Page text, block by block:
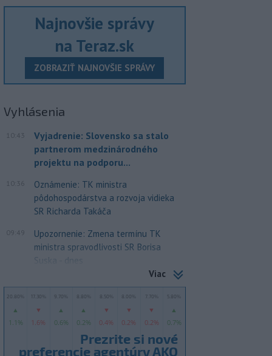
Najnovšie správy
na Teraz.sk
ZOBRAZIŤ NAJNOVŠIE SPRÁVY
Vyhlásenia
10:43
Vyjadrenie: Slovensko sa stalo
partnerom medzinárodného
projektu na podporu...
10:36
Oznámenie: TK ministra
pôdohospodárstva a rozvoja vidieka
SR Richarda Takáča
09:49
Upozornenie: Zmena termínu TK
ministra spravodlivosti SR Borisa
Suska - dnes
Viac